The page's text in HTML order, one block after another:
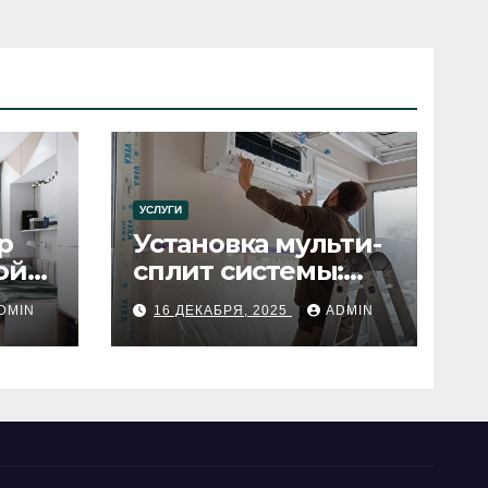
УСЛУГИ
Установка мульти-
сплит системы:
пошаговое
руководство
16 ДЕКАБРЯ, 2025 ADMIN